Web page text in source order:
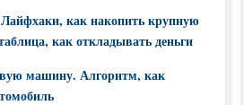
как накопить крупную
как откладывать деньги
машину. Алгоритм, как